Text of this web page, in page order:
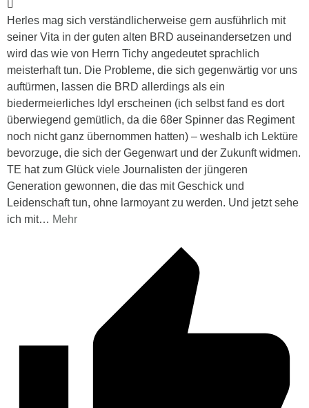
Herles mag sich verständlicherweise gern ausführlich mit
seiner Vita in der guten alten BRD auseinandersetzen und
wird das wie von Herrn Tichy angedeutet sprachlich
meisterhaft tun. Die Probleme, die sich gegenwärtig vor uns
auftürmen, lassen die BRD allerdings als ein
biedermeierliches Idyl erscheinen (ich selbst fand es dort
überwiegend gemütlich, da die 68er Spinner das Regiment
noch nicht ganz übernommen hatten) – weshalb ich Lektüre
bevorzuge, die sich der Gegenwart und der Zukunft widmen.
TE hat zum Glück viele Journalisten der jüngeren
Generation gewonnen, die das mit Geschick und
Leidenschaft tun, ohne larmoyant zu werden. Und jetzt sehe
ich mit… Mehr